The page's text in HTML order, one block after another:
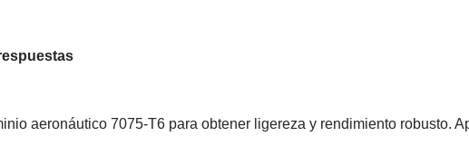
aeronáutico 7075-T6 para obtener ligereza y rendimiento robusto.